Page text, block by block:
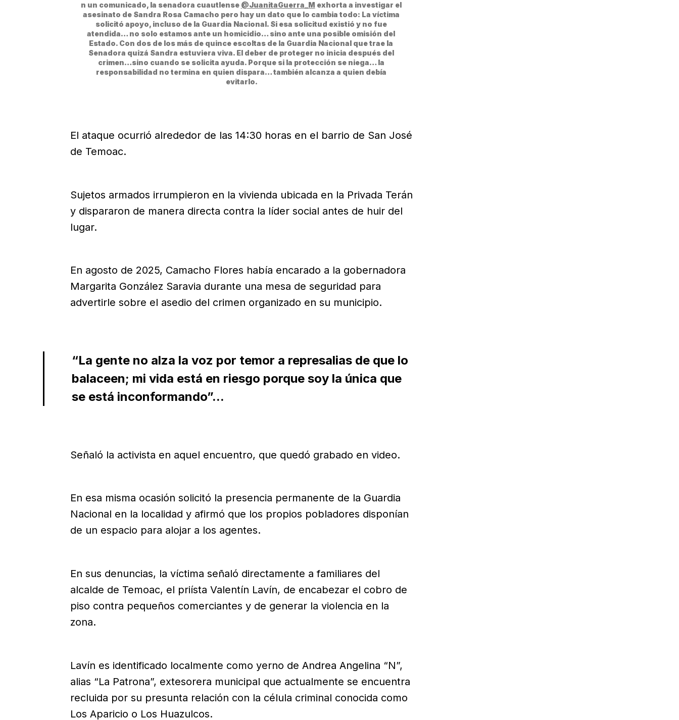
n un comunicado, la senadora cuautlense @JuanitaGuerra_M exhorta a investigar el
asesinato de Sandra Rosa Camacho pero hay un dato que lo cambia todo: La víctima
solicitó apoyo, incluso de la Guardia Nacional. Si esa solicitud existió y no fue
atendida… no solo estamos ante un homicidio… sino ante una posible omisión del
Estado. Con dos de los más de quince escoltas de la Guardia Nacional que trae la
Senadora quizá Sandra estuviera viva. El deber de proteger no inicia después del
crimen…sino cuando se solicita ayuda. Porque si la protección se niega… la
responsabilidad no termina en quien dispara… también alcanza a quien debía
evitarlo.
El ataque ocurrió alrededor de las 14:30 horas en el barrio de San José
de Temoac.
Sujetos armados irrumpieron en la vivienda ubicada en la Privada Terán
y dispararon de manera directa contra la líder social antes de huir del
lugar.
En agosto de 2025, Camacho Flores había encarado a la gobernadora
Margarita González Saravia durante una mesa de seguridad para
advertirle sobre el asedio del crimen organizado en su municipio.
“La gente no alza la voz por temor a represalias de que lo
balaceen; mi vida está en riesgo porque soy la única que
se está inconformando”...
Señaló la activista en aquel encuentro, que quedó grabado en video.
En esa misma ocasión solicitó la presencia permanente de la Guardia
Nacional en la localidad y afirmó que los propios pobladores disponían
de un espacio para alojar a los agentes.
En sus denuncias, la víctima señaló directamente a familiares del
alcalde de Temoac, el priísta Valentín Lavín, de encabezar el cobro de
piso contra pequeños comerciantes y de generar la violencia en la
zona.
Lavín es identificado localmente como yerno de Andrea Angelina “N”,
alias “La Patrona”, extesorera municipal que actualmente se encuentra
recluida por su presunta relación con la célula criminal conocida como
Los Aparicio o Los Huazulcos.